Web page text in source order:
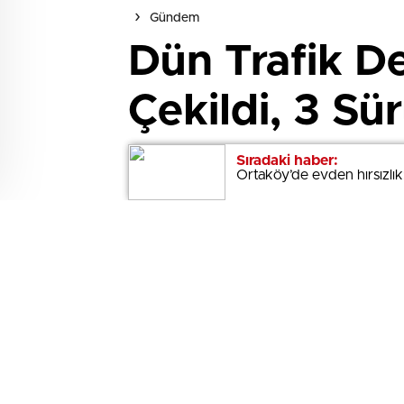
Sıradaki haber:
Ortaköy’de evden
Gündem
Dün Trafik
Çekildi, 3
Ülke genelinde trafik
alkollü araç kullanımı ve çeşitli
Sıradaki haber:
Ortaköy’de evden